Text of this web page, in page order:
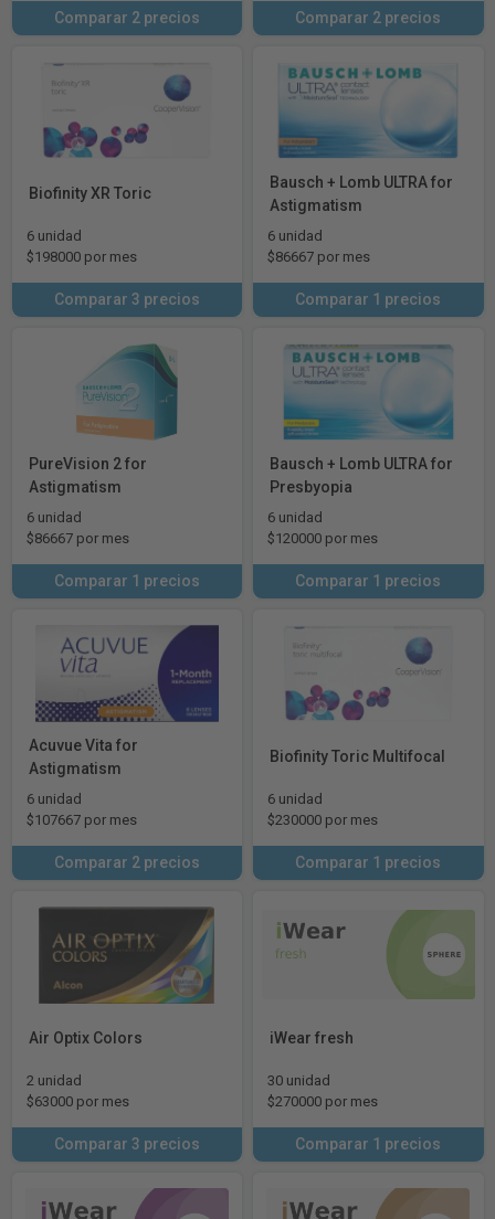
Comparar 2 precios Comparar 2 precios
Biofinity XR Toric
6 unidad
$198000 por mes
Comparar 3 precios
Bausch + Lomb ULTRA for
Astigmatism
6 unidad
$86667 por mes
Comparar 1 precios
PureVision 2 for
Astigmatism
6 unidad
$86667 por mes
Comparar 1 precios
Bausch + Lomb ULTRA for
Presbyopia
6 unidad
$120000 por mes
Comparar 1 precios
Acuvue Vita for
Astigmatism
6 unidad
$107667 por mes
Comparar 2 precios
Biofinity Toric Multifocal
6 unidad
$230000 por mes
Comparar 1 precios
Air Optix Colors
2 unidad
$63000 por mes
Comparar 3 precios
iWear fresh
30 unidad
$270000 por mes
Comparar 1 precios